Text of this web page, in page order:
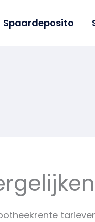
Spaardeposito